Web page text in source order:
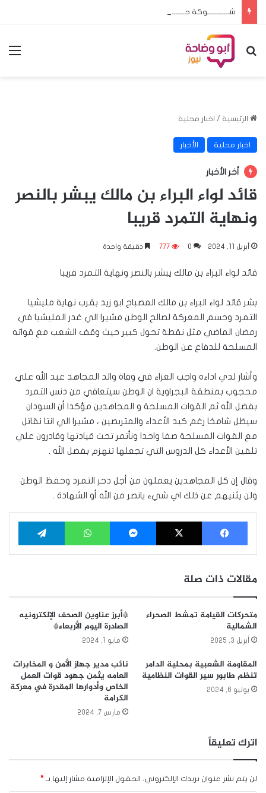
بحث عن
الرئيسية / اخبار محلية
اخبار محلية الأخبار
أخر الأخبار
قائد لواء البراء بن مالك يبشر بالنصر
ونهاية التمرد قريبا
أبريل 11, 2024 0
777 دقيقة واحدة
قائد لواء البراء بن مالك يبشر بالنصر ونهاية التمرد قريبا
بشر قائد لواء البراء بن مالك المصباح ابو زيد بقرب نهاية مليشيا
التمرد وحسم المعركة لصالح الوطن مشيرا الي غدر المليشيا في
رمضان الماضي مثل نقطة تحول كبير حيث وقف الشعب مع قواته
المسلحة للدفاع عن الوطن.
وأشار لدي اداءه واجب العزاء في وفاة والد المجاهد عبد الله علي
محجوب بمنطقة البجراوية ان الوطن سيتعافي من دنس التمرد
بفضل الله ثم القوات المسلحة و المجاهدين مؤكدا أن السودان
سيظل شامخا رغم كيد الأعداء والمتربصين ، مشيرا الي انتا نقاتل
مع القوات المسلحة صفا واحدا ونأتمر تحت قيادتها وقادرون علي
تلقين الأعداء كل الدروس التي تجعلها تنهزم بفضل الله .
وقال إن كل المجاهدين يعملون من أجل دحر التمرد وحفظ الوطن
ولن يثنيهم عن ذلك اي شيء يانصر من الله أو الشهادة .
فيسبوك ‫X ماسنجر واتساب
مقالات ذات صلة
متحركات القيامة تمشط الصحراء
الشمالية
أبريل 3, 2025
*أبرز عناوين الصحف الإلكترونيه
الصادرة اليوم الأربعاء*
مايو 1, 2024
المقاومة الشعبية بمحلية الدامر
تنظم طابور سير القوات النظامية
يوليو 6, 2024
نائب مدير جهاز الأمن و المخابرات
العامه يثمن جهود قوات العمل
الخاص وأدوارها المقدرة في معركة
الكرامة
مارس 7, 2024
اترك تعليقاً
لن يتم نشر عنوان بريدك الإلكتروني. الحقول الإلزامية مشار إليها بـ *